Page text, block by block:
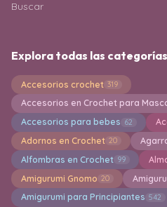
Buscar
Explora todas las categorías
Accesorios crochet 319
Accesorios en Crochet para
Accesorios para bebes 62
Adornos en Crochet 20
Alfombras en Crochet 99
Amigurumi Gnomo 20
Amigurumi para Principiantes 542